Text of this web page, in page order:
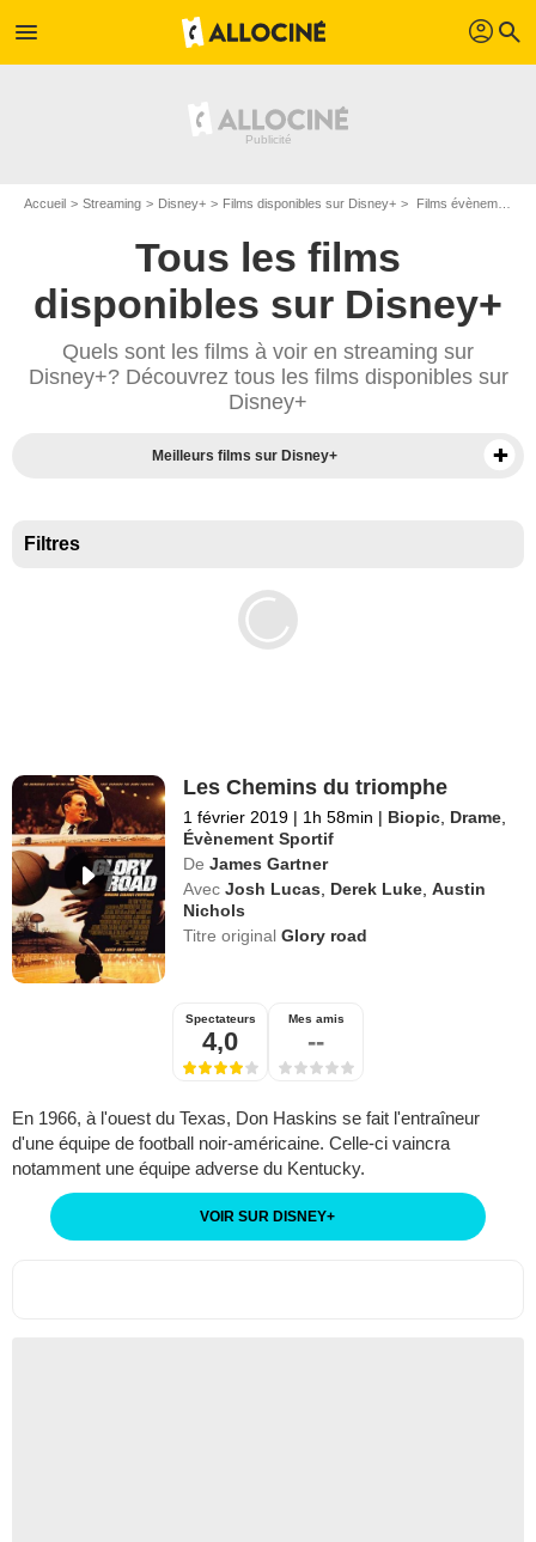
menu profil search
Accueil Streaming Disney+ Films disponibles sur Disney+ Films évènement sportif disponibles sur Disney+
Tous les films
disponibles sur Disney+
Quels sont les films à voir en streaming sur
Disney+? Découvrez tous les films disponibles sur
Disney+
Meilleurs films sur Disney+
Filtres
Les Chemins du triomphe
1 février 2019 | 1h 58min | Biopic Drame
Évènement Sportif
De James Gartner
Avec Josh Lucas Derek Luke ,Austin
Nichols
Titre originalGlory road
Spectateurs
4,0
Mes amis
--
En 1966, à l'ouest du Texas, Don Haskins se fait l'entraîneur
d'une équipe de football noir-américaine. Celle-ci vaincra
notamment une équipe adverse du Kentucky.
VOIR SUR DISNEY+